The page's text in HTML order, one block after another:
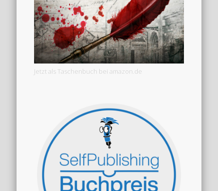
Jetzt als Taschenbuch bei amazon.de